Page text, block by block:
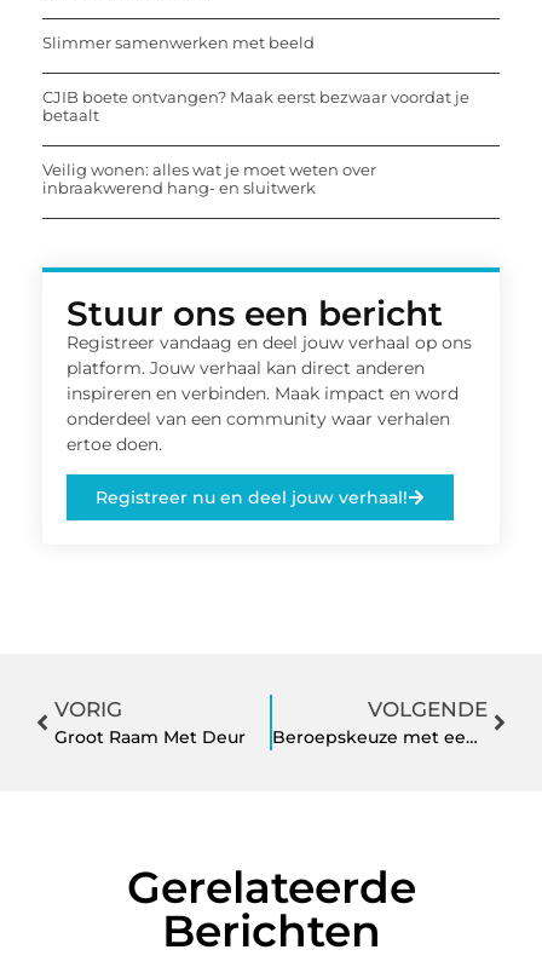
Slimmer samenwerken met beeld
CJIB boete ontvangen? Maak eerst bezwaar voordat je
betaalt
Veilig wonen: alles wat je moet weten over
inbraakwerend hang- en sluitwerk
Stuur ons een bericht
Registreer vandaag en deel jouw verhaal op ons
platform. Jouw verhaal kan direct anderen
inspireren en verbinden. Maak impact en word
onderdeel van een community waar verhalen
ertoe doen.
Registreer nu en deel jouw verhaal!
VORIG
Groot Raam Met Deur
VOLGENDE
Beroepskeuze met een ICT-opleiding
Gerelateerde
Berichten